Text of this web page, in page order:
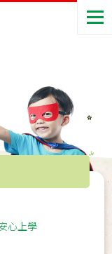
心上學